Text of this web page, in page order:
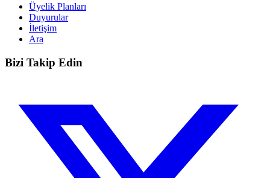
Üyelik Planları
Duyurular
İletişim
Ara
Bizi Takip Edin